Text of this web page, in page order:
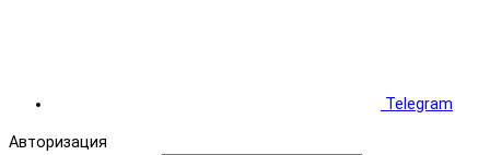
Telegram
Авторизация